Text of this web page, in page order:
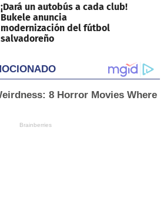
¡Dará un autobús a cada club!
Bukele anuncia
modernización del fútbol
salvadoreño